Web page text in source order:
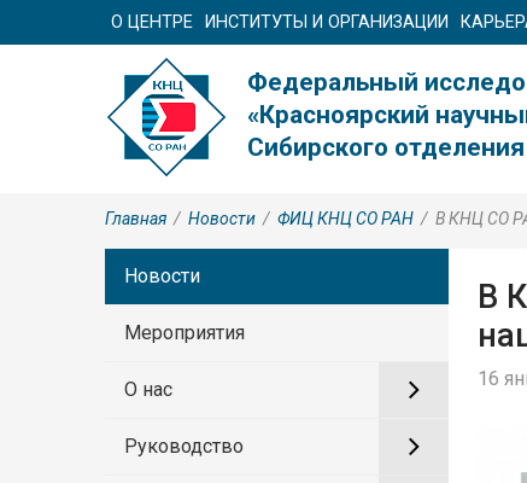
О ЦЕНТРЕ ИНСТИТУТЫ И ОРГАНИЗАЦИИ
Федеральный
«Красноярский
Сибирского
Главная / Новости / ФИЦ КНЦ CO РАН / В КНЦ СО
Новости
Мероприятия
О нас
Руководство
В
16